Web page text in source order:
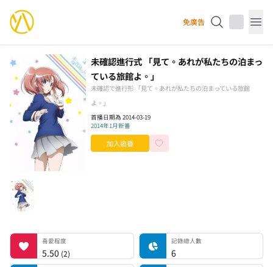
YourAnimes 你的動畫 免廣告
未確認進行式 「見て。あれが私たちの泊まっ
ている旅館よ。」
未確認で進行形 「見て。あれが私たちの泊まっている旅館
よ。」
首播日期為 2014-03-19
2014年1月新番
加入追番
喜愛程度喜愛程度
5.50 (2)
記錄總人數 記錄總人數
6
完食人數
追番中人數
一時中斷人數
棄番人數
計劃觀看人數